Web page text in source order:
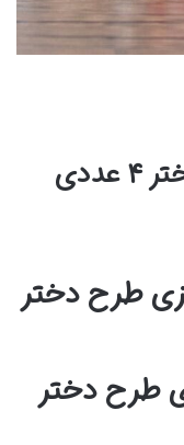
طرح دختر
طرح دختر